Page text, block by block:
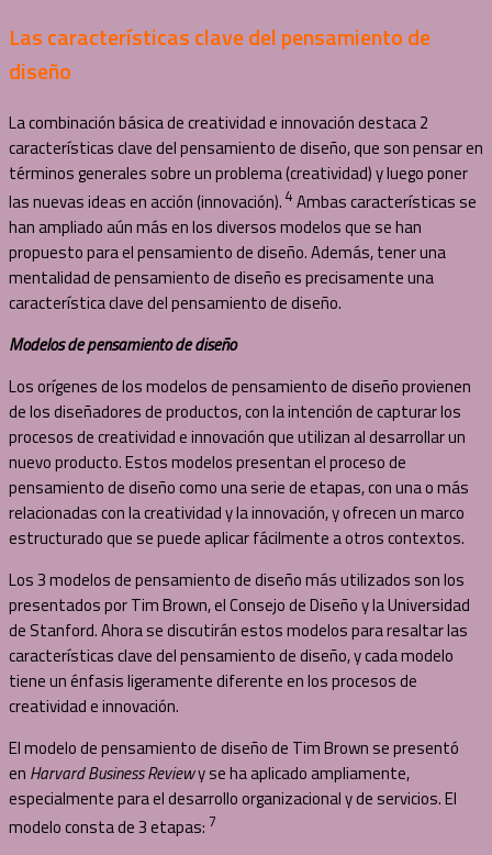
Las características clave del pensamiento de
diseño
La combinación básica de creatividad e innovación destaca 2
características clave del pensamiento de diseño, que son pensar en
términos generales sobre un problema (creatividad) y luego poner
las nuevas ideas en acción (innovación). 4 Ambas características se
han ampliado aún más en los diversos modelos que se han
propuesto para el pensamiento de diseño. Además, tener una
mentalidad de pensamiento de diseño es precisamente una
característica clave del pensamiento de diseño.
Modelos de pensamiento de diseño
Los orígenes de los modelos de pensamiento de diseño provienen
de los diseñadores de productos, con la intención de capturar los
procesos de creatividad e innovación que utilizan al desarrollar un
nuevo producto. Estos modelos presentan el proceso de
pensamiento de diseño como una serie de etapas, con una o más
relacionadas con la creatividad y la innovación, y ofrecen un marco
estructurado que se puede aplicar fácilmente a otros contextos.
Los 3 modelos de pensamiento de diseño más utilizados son los
presentados por Tim Brown, el Consejo de Diseño y la Universidad
de Stanford. Ahora se discutirán estos modelos para resaltar las
características clave del pensamiento de diseño, y cada modelo
tiene un énfasis ligeramente diferente en los procesos de
creatividad e innovación.
El modelo de pensamiento de diseño de Tim Brown se presentó
en Harvard Business Reviewy se ha aplicado ampliamente,
especialmente para el desarrollo organizacional y de servicios. El
modelo consta de 3 etapas: 7